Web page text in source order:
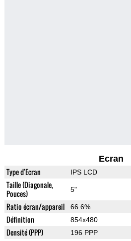
Ecran
Type d'Ecran IPS LCD
Taille (Diagonale,
Pouces)
5"
Ratio écran/appareil 66.6%
Définition 854x480
Densité (PPP) 196 PPP